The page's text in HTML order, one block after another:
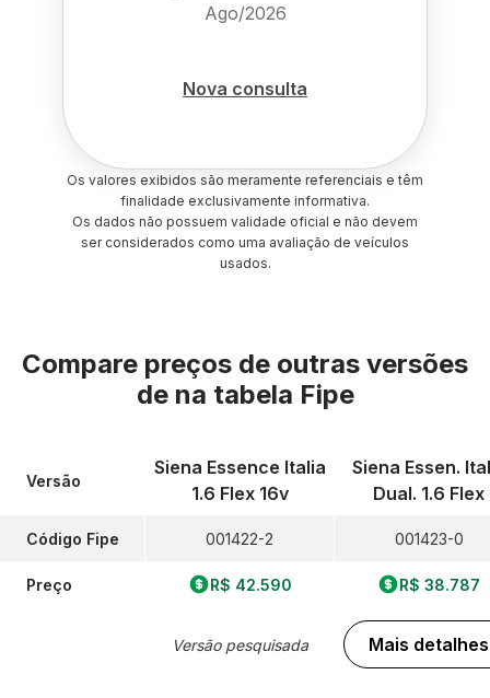
Ago/2026
Nova consulta
Os valores exibidos são meramente referenciais e têm
finalidade exclusivamente informativa.
Os dados não possuem validade oficial e não devem
ser considerados como uma avaliação de veículos
usados.
Compare preços de outras versões
de na tabela Fipe
Versão
Código Fipe
Preço
Siena Essence Italia
1.6 Flex 16v
001422-2
R$ 42.590
Versão pesquisada
Siena Essen.
Dual. 1.6 Flex
001423-0
R$ 38.787
Mais detalhes